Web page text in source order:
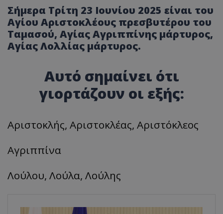
Σήμερα Τρίτη 23 Ιουνίου 2025 είναι του
Αγίου Αριστοκλέους πρεσβυτέρου του
Ταμασού, Αγίας Αγριππίνης μάρτυρος,
Αγίας Λολλίας μάρτυρος.
Αυτό σημαίνει ότι
γιορτάζουν οι εξής:
Αριστοκλής, Αριστοκλέας, Αριστόκλεος
Αγριππίνα
Λούλου, Λούλα, Λούλης